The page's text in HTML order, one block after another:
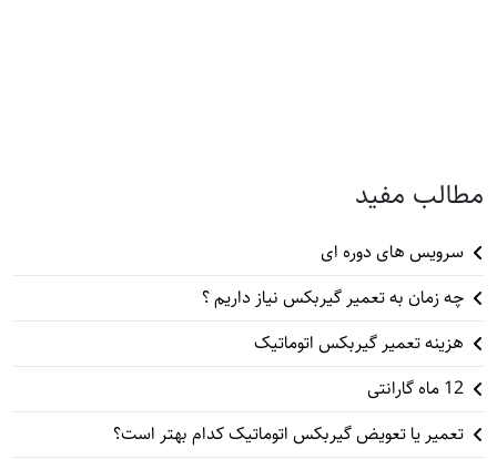
مطالب مفید
سرویس های دوره ای
چه زمان به تعمیر گیربکس نیاز داریم ؟
هزینه تعمیر گیربکس اتوماتیک
12 ماه گارانتی
تعمیر یا تعویض گیربکس اتوماتیک کدام بهتر است؟